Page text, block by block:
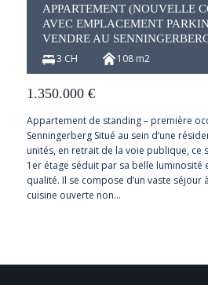
APPARTEMENT (NOUVELLE
AVEC EMPLACEMENT
VENDRE AU
3 CH 108 m2
1.350.000€
Appartement de standing – première
Senningerberg Situé au sein d’une
unités, en retrait de la voie publique, ce
1er étage séduit par sa belle luminosité
qualité. Il se compose d’un vaste
cuisine ouverte non…